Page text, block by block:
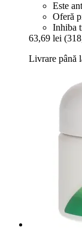
Este
Oferă
Inhiba
63,69 lei
Livrare până